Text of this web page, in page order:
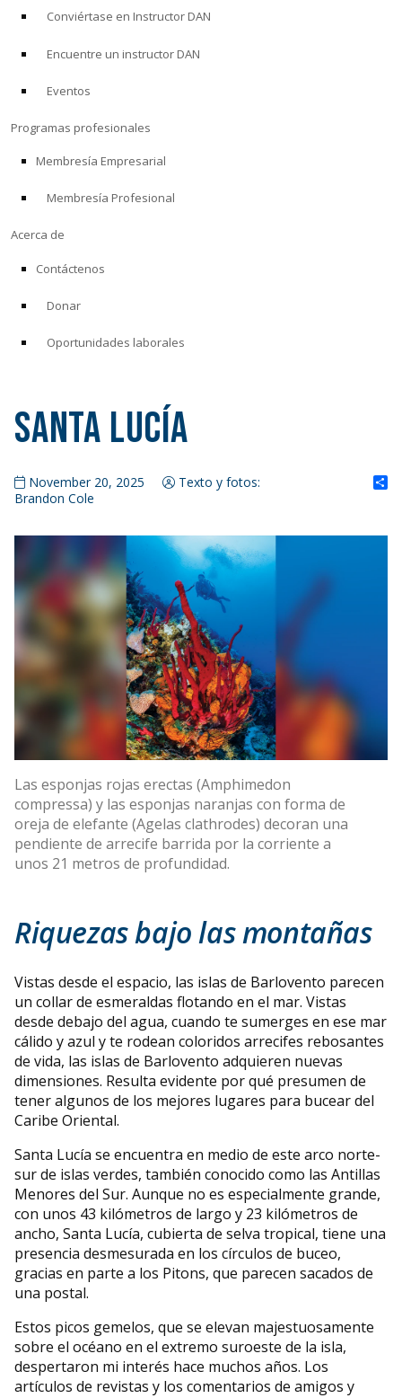
Conviértase en Instructor DAN
Encuentre un instructor DAN
Eventos
Programas profesionales
Membresía Empresarial
Membresía Profesional
Acerca de
Contáctenos
Donar
Oportunidades laborales
Santa Lucía
November 20, 2025
Texto y fotos:
Brandon Cole
Las esponjas rojas erectas (Amphimedon
compressa) y las esponjas naranjas con forma de
oreja de elefante (Agelas clathrodes) decoran una
pendiente de arrecife barrida por la corriente a
unos 21 metros de profundidad.
Riquezas bajo las montañas
Vistas desde el espacio, las islas de Barlovento parecen
un collar de esmeraldas flotando en el mar. Vistas
desde debajo del agua, cuando te sumerges en ese mar
cálido y azul y te rodean coloridos arrecifes rebosantes
de vida, las islas de Barlovento adquieren nuevas
dimensiones. Resulta evidente por qué presumen de
tener algunos de los mejores lugares para bucear del
Caribe Oriental.
Santa Lucía se encuentra en medio de este arco norte-
sur de islas verdes, también conocido como las Antillas
Menores del Sur. Aunque no es especialmente grande,
con unos 43 kilómetros de largo y 23 kilómetros de
ancho, Santa Lucía, cubierta de selva tropical, tiene una
presencia desmesurada en los círculos de buceo,
gracias en parte a los Pitons, que parecen sacados de
una postal.
Estos picos gemelos, que se elevan majestuosamente
sobre el océano en el extremo suroeste de la isla,
despertaron mi interés hace muchos años. Los
artículos de revistas y los comentarios de amigos y